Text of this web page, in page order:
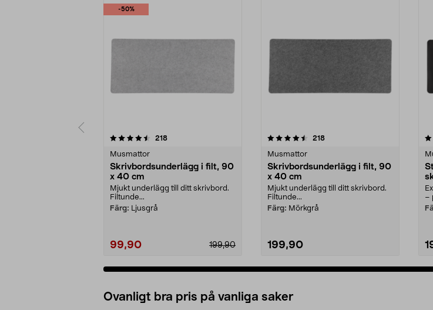
-50%
218recensioner
Musmattor
Skrivbordsunderlägg i filt, 90
x 40 cm
Mjukt underlägg till ditt skrivbord.
Filtunde...
Färg: Ljusgrå
199,90
99,90
4.5av 5 stjärnor 218recensioner
Musmattor
Skrivbordsunderlägg i filt, 90
x 40 cm
Mjukt underlägg till ditt skrivbord.
Filtunde...
Färg: Mörkgrå
199,90
4.5av 5 stjärnor
–
Ovanligt bra pris på vanliga saker